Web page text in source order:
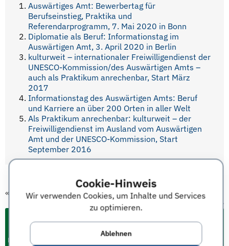
Cookie-Hinweis
Wir verwenden Cookies, um Inhalte und Services
zu optimieren.
Ablehnen
Auswärtiges Amt: Bewerbertag für
Berufseinstieg, Praktika und
Referendarprogramm, 7. Mai 2020 in Bonn
Diplomatie als Beruf: Informationstag im
Auswärtigen Amt, 3. April 2020 in Berlin
kulturweit – internationaler Freiwilligendienst der
UNESCO-Kommission/des Auswärtigen Amts –
auch als Praktikum anrechenbar, Start März
2017
Informationstag des Auswärtigen Amts: Beruf
und Karriere an über 200 Orten in aller Welt
Als Praktikum anrechenbar: kulturweit – der
Freiwilligendienst im Ausland vom Auswärtigen
Amt und der UNESCO-Kommission, Start
September 2016
« vorheriger Termin
»
Events & Termine für Studium und Karriere